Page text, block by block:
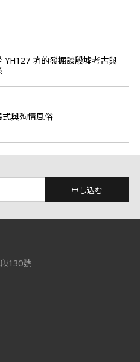
YH127 坑的發掘談殷墟考古與
與殉情風俗
申し込む
130號